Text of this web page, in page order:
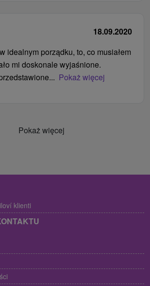
18.09.2020
idealnym porządku, to, co musiałem
mi doskonale wyjaśnione.
Pokaż więcej
Pokaż więcej
klienti